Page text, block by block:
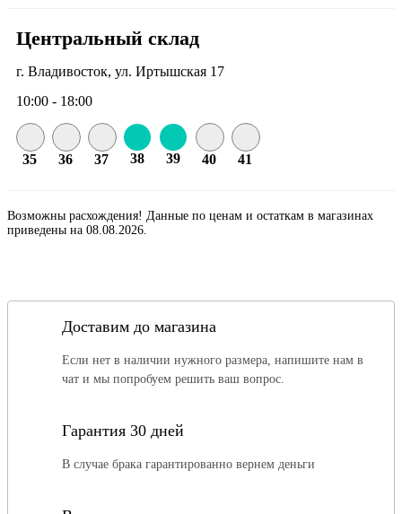
Центральный склад
г. Владивосток, ул. Иртышская 17
10:00 - 18:00
35 36 37 38 39 40 41
Возможны расхождения! Данные по ценам и остаткам в магазинах
приведены на 08.08.2026.
Доставим до магазина
Если нет в наличии нужного размера, напишите нам в
чат и мы попробуем решить ваш вопрос.
Гарантия 30 дней
В случае брака гарантированно вернем деньги